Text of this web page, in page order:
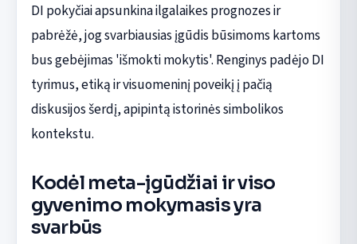
DI pokyčiai apsunkina ilgalaikes prognozes ir
pabrėžė, jog svarbiausias įgūdis būsimoms kartoms
bus gebėjimas 'išmokti mokytis'. Renginys padėjo DI
tyrimus, etiką ir visuomeninį poveikį į pačią
diskusijos šerdį, apipintą istorinės simbolikos
kontekstu.
Kodėl meta-įgūdžiai ir viso
gyvenimo mokymasis yra
svarbūs